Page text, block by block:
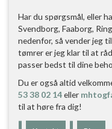
Har du spørgsmål, eller
Svendborg, Faaborg,
nedenfor, så vender jeg
tømrer er jeg klar til at
passer bedst til dine
Du er også altid
53 38 02 14eller
til at høre fra dig!